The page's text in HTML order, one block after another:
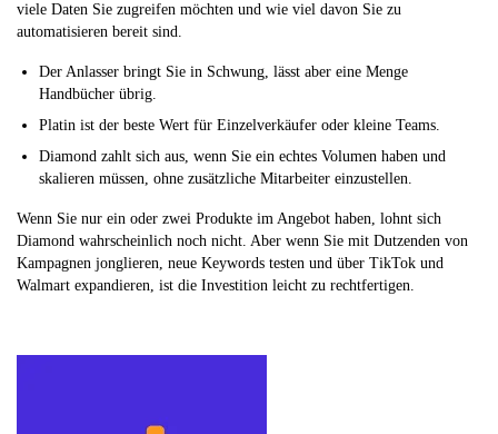
viele Daten Sie zugreifen möchten und wie viel davon Sie zu
automatisieren bereit sind.
Der Anlasser bringt Sie in Schwung, lässt aber eine Menge
Handbücher übrig.
Platin ist der beste Wert für Einzelverkäufer oder kleine Teams.
Diamond zahlt sich aus, wenn Sie ein echtes Volumen haben und
skalieren müssen, ohne zusätzliche Mitarbeiter einzustellen.
Wenn Sie nur ein oder zwei Produkte im Angebot haben, lohnt sich
Diamond wahrscheinlich noch nicht. Aber wenn Sie mit Dutzenden von
Kampagnen jonglieren, neue Keywords testen und über TikTok und
Walmart expandieren, ist die Investition leicht zu rechtfertigen.